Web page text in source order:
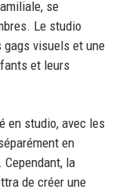
se
Le studio
visuels et une
et leurs
en studio, avec les
en
la
de créer une